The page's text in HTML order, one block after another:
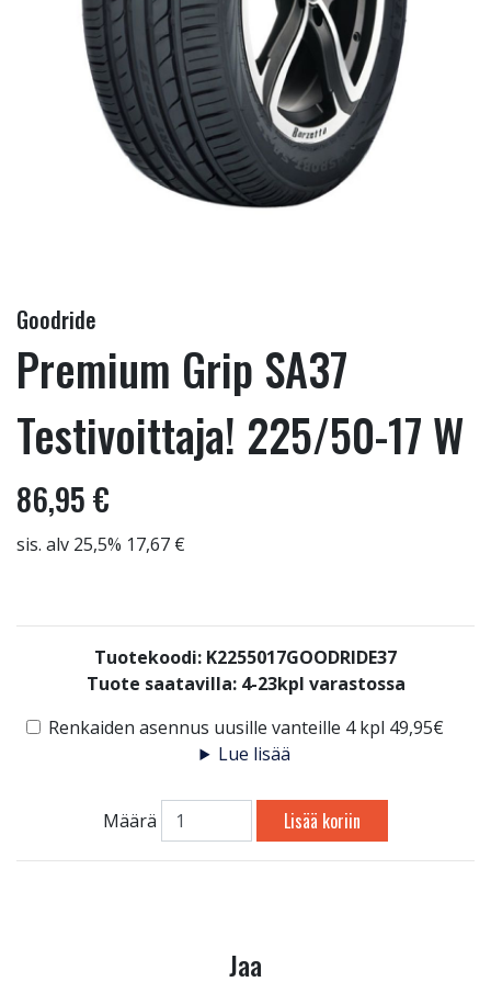
Goodride
Premium Grip SA37
Testivoittaja! 225/50-17 W
86,95 €
sis. alv 25,5% 17,67 €
Tuotekoodi: K2255017GOODRIDE37
Tuote saatavilla: 4-23kpl varastossa
Renkaiden asennus uusille vanteille 4 kpl 49,95€
Lue lisää
Määrä Lisää koriin
Jaa